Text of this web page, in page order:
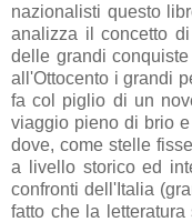
nazionalisti questo
analizza il concetto
delle grandi
all'Ottocento i grandi
fa col piglio di un
viaggio pieno di brio
dove, come stelle
a livello storico ed
confronti dell'Italia
fatto che la